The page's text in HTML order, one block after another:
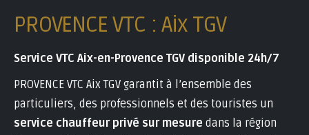
PROVENCE VTC : Aix TGV
Service VTC Aix-en-Provence TGV disponible 24h/7
PROVENCE VTC Aix TGV garantit à l’ensemble des
particuliers, des professionnels et des touristes un
service chauffeur privé sur mesure dans la région